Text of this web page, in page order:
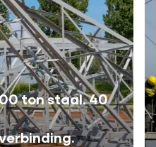
ton staal. 40